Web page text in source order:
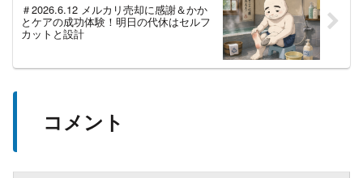
＃2026.6.12 メルカリ売却に感謝＆かか
とケアの成功体験！明日の代休はセルフ
カットと設計
コメント